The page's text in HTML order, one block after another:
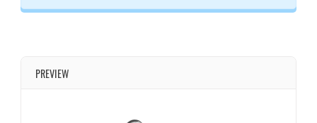
PREVIEW